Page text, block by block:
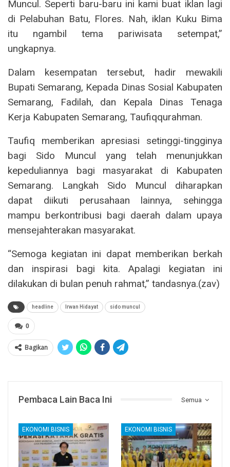
Muncul. Seperti baru-baru ini kami buat iklan lagi
di Pelabuhan Batu, Flores. Nah, iklan Kuku Bima
itu ngambil tema pariwisata setempat,”
ungkapnya.
Dalam kesempatan tersebut, hadir mewakili
Bupati Semarang, Kepada Dinas Sosial Kabupaten
Semarang, Fadilah, dan Kepala Dinas Tenaga
Kerja Kabupaten Semarang, Taufiqqurahman.
Taufiq memberikan apresiasi setinggi-tingginya
bagi Sido Muncul yang telah menunjukkan
kepeduliannya bagi masyarakat di Kabupaten
Semarang. Langkah Sido Muncul diharapkan
dapat diikuti perusahaan lainnya, sehingga
mampu berkontribusi bagi daerah dalam upaya
mensejahterakan masyarakat.
“Semoga kegiatan ini dapat memberikan berkah
dan inspirasi bagi kita. Apalagi kegiatan ini
dilakukan di bulan penuh rahmat,” tandasnya.(zav)
headline Irwan Hidayat sido muncul
0
Bagikan
Semua
Pembaca Lain Baca Ini
EKONOMI BISNIS EKONOMI BISNIS